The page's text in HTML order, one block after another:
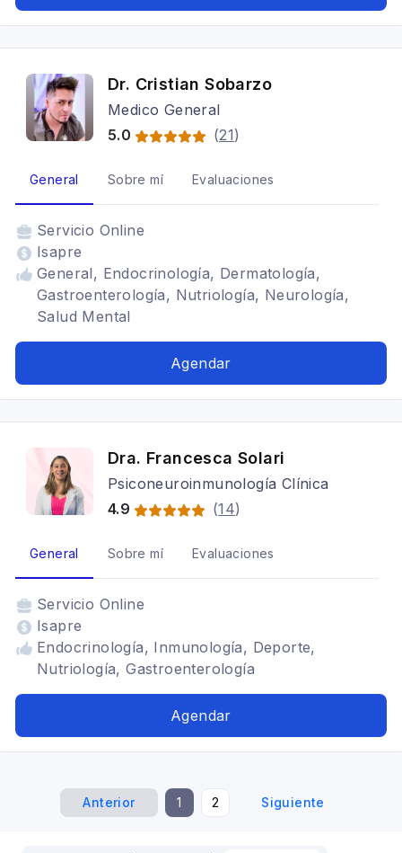
Dr. Cristian Sobarzo
Medico General
5.0
(21)
General Sobre mí Evaluaciones
Servicio Online
Isapre
General, Endocrinología, Dermatología,
Gastroenterología, Nutriología, Neurología,
Salud Mental
Agendar
Dra. Francesca Solari
Psiconeuroinmunología Clínica
4.9
(14)
General Sobre mí Evaluaciones
Servicio Online
Isapre
Endocrinología, Inmunología, Deporte,
Nutriología, Gastroenterología
Agendar
Anterior 1 2 Siguiente